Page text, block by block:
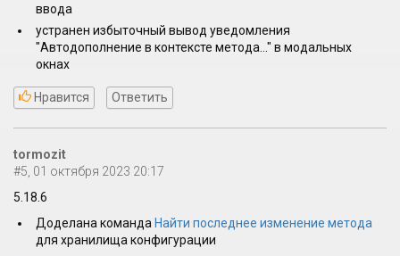
ввода
устранен избыточный вывод уведомления
"Автодополнение в контексте метода..." в модальных
окнах
Нравится Ответить
tormozit
#5, 01 октября 2023 20:17
5.18.6
Доделана команда Найти последнее изменение метода
для хранилища конфигурации